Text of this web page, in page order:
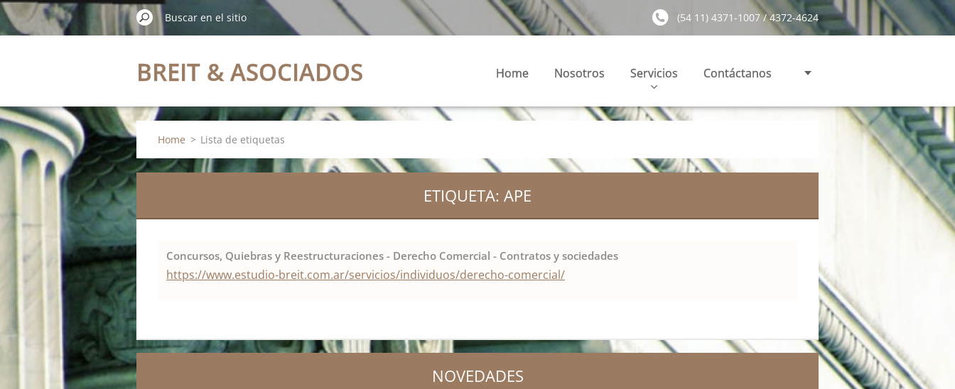
(54 11) 4371-1007 / 4372-4624
BREIT & ASOCIADOS Home Nosotros Servicios Contáctanos
Home > Lista de etiquetas
ETIQUETA: APE
Concursos, Quiebras y Reestructuraciones - Derecho Comercial - Contratos y sociedades
https://www.estudio-breit.com.ar/servicios/individuos/derecho-comercial/
NOVEDADES